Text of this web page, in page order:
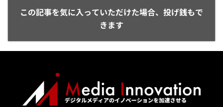
この記事を気に入っていただけた場合、投げ銭もで
きます